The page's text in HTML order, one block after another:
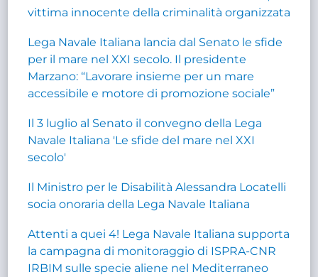
vittima innocente della criminalità organizzata
Lega Navale Italiana lancia dal Senato le sfide
per il mare nel XXI secolo. Il presidente
Marzano: “Lavorare insieme per un mare
accessibile e motore di promozione sociale”
Il 3 luglio al Senato il convegno della Lega
Navale Italiana 'Le sfide del mare nel XXI
secolo'
Il Ministro per le Disabilità Alessandra Locatelli
socia onoraria della Lega Navale Italiana
Attenti a quei 4! Lega Navale Italiana supporta
la campagna di monitoraggio di ISPRA-CNR
IRBIM sulle specie aliene nel Mediterraneo